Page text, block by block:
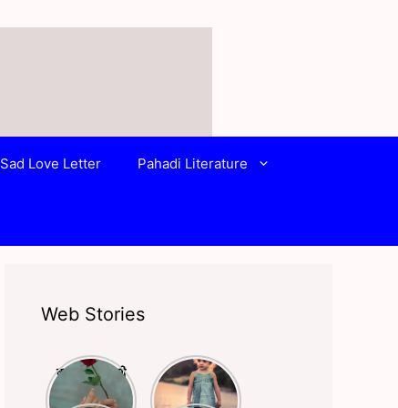
Sad Love Letter Pahadi Literature
Web Stories
क्या आपने किसी
से प्यार किया है?
अगर हाँ तो ये
बचपन और
स्कूली life पर
लिखी बेहतरीन